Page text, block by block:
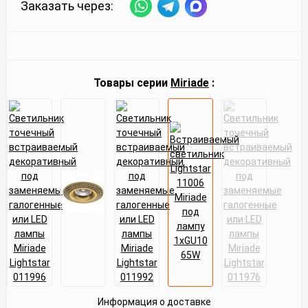
Заказать через:
Товары серии Miriade :
Информация о доставке